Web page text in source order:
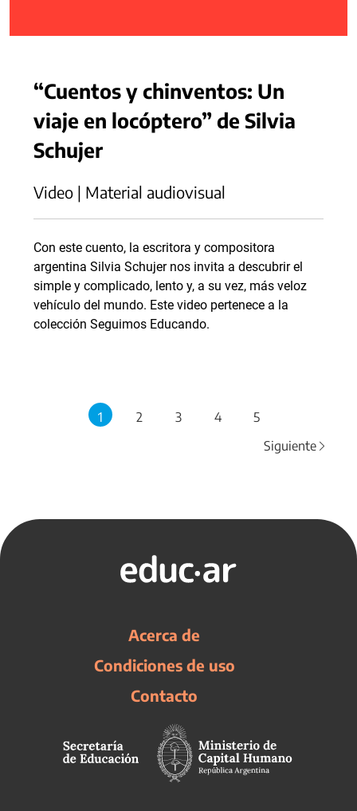
“Cuentos y chinventos: Un
viaje en locóptero” de Silvia
Schujer
Video | Material audiovisual
Con este cuento, la escritora y compositora
argentina Silvia Schujer nos invita a descubrir el
simple y complicado, lento y, a su vez, más veloz
vehículo del mundo. Este video pertenece a la
colección Seguimos Educando.
1 2 3 4
5
Siguiente
Acerca de
Condiciones de uso
Contacto